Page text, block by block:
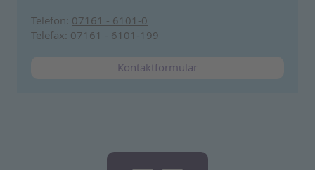
Telefon: 07161 - 6101-0
Telefax: 07161 - 6101-199
Kontaktformular